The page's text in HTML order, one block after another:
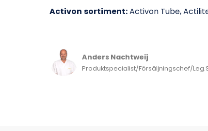
Activon sortiment:Activon Tube,
Anders Nachtweij
Produktspecialist/Försäljningschef/